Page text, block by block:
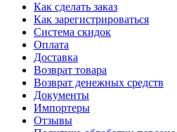
Как сделать заказ
Как зарегистрироваться
Система скидок
Оплата
Доставка
Возврат товара
Возврат денежных средств
Документы
Импортеры
Отзывы